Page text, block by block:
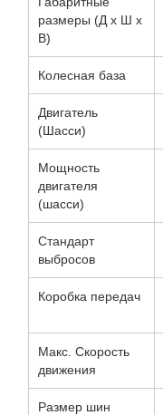
размеры (Д х Ш х
В)
Колесная база
Двигатель
(Шасси)
Мощность
двигателя
(шасси)
Стандарт
выбросов
Коробка передач
Макс. Скорость
движения
Размер шин